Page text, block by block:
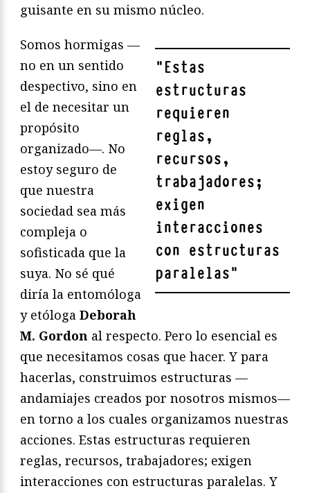
guisante en su mismo núcleo.
"Estas
estructuras
requieren
reglas,
recursos,
trabajadores;
exigen
interacciones
con estructuras
paralelas"
Somos hormigas —
no en un sentido
despectivo, sino en
el de necesitar un
propósito
organizado—. No
estoy seguro de
que nuestra
sociedad sea más
compleja o
sofisticada que la
suya. No sé qué
diría la entomóloga
y etóloga Deborah
M. Gordon al respecto. Pero lo esencial es
que necesitamos cosas que hacer. Y para
hacerlas, construimos estructuras —
andamiajes creados por nosotros mismos—
en torno a los cuales organizamos nuestras
acciones. Estas estructuras requieren
reglas, recursos, trabajadores; exigen
interacciones con estructuras paralelas. Y